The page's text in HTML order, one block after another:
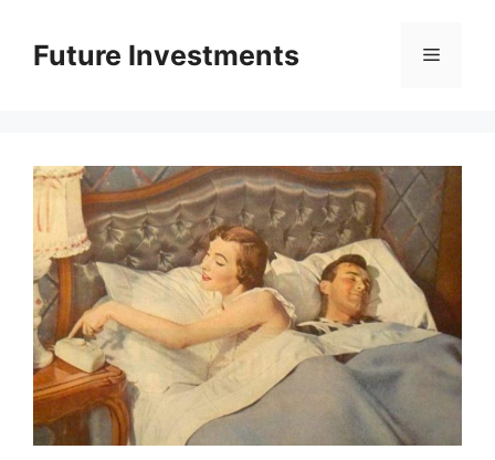
вмістуFuture Investments Меню